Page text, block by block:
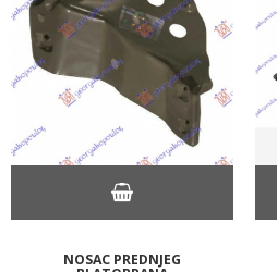
NOSAC PREDNJEG